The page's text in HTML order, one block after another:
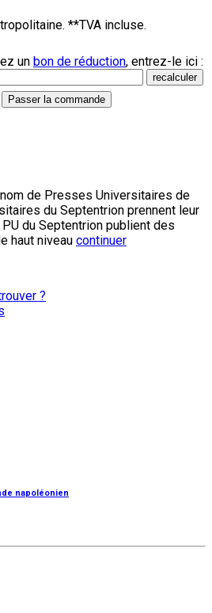
**TVA incluse.
un bon de réduction, entrez-le ici :
Passer la commande
de Presses Universitaires de
du Septentrion prennent leur
du Septentrion publient des
haut niveau continuer
?
napoléonien